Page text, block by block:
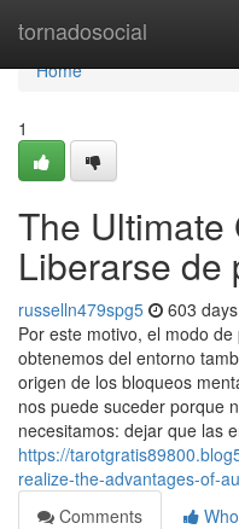
tornadosocial
Home
Home
1
The Ultimate
Liberarse de
russelln479spg5 603
Por este motivo, el modo
obtenemos del entorno
origen de los bloqueos
nos puede suceder porque
necesitamos: dejar que las
https://
realize-the-advantages-of-
Comments